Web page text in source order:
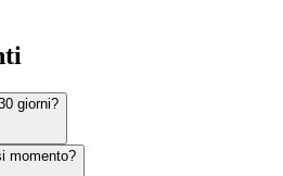
giorni?
momento?